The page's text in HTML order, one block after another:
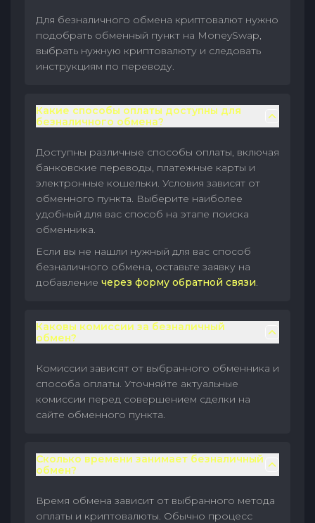
Для безналичного обмена криптовалют нужно
подобрать обменный пункт на MoneySwap,
выбрать нужную криптовалюту и следовать
инструкциям по переводу.
Какие способы оплаты доступны для
безналичного обмена?
Доступны различные способы оплаты, включая
банковские переводы, платежные карты и
электронные кошельки. Условия зависят от
обменного пункта. Выберите наиболее
удобный для вас способ на этапе поиска
обменника.
Если вы не нашли нужный для вас способ
безналичного обмена, оставьте заявку на
добавление через форму обратной связи.
Каковы комиссии за безналичный
обмен?
Комиссии зависят от выбранного обменника и
способа оплаты. Уточняйте актуальные
комиссии перед совершением сделки на
сайте обменного пункта.
Сколько времени занимает безналичный
обмен?
Время обмена зависит от выбранного метода
оплаты и криптовалюты. Обычно процесс